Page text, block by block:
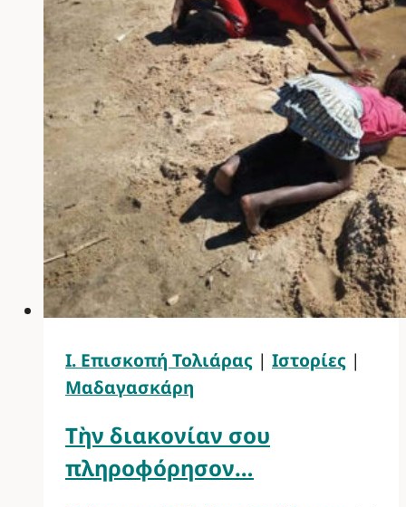
Ι. Επισκοπή Τολιάρας | Ιστορίες |
Μαδαγασκάρη
Τὴν διακονίαν σου
πληροφόρησον…